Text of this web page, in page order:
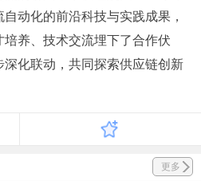
动化的前沿科技与实践成果，
养、技术交流埋下了合作伏
化联动，共同探索供应链创新
更多